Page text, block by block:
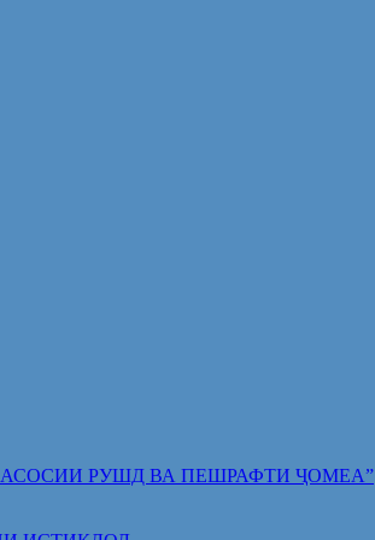
АСОСИИ РУШД ВА ПЕШРАФТИ ҶОМЕА”